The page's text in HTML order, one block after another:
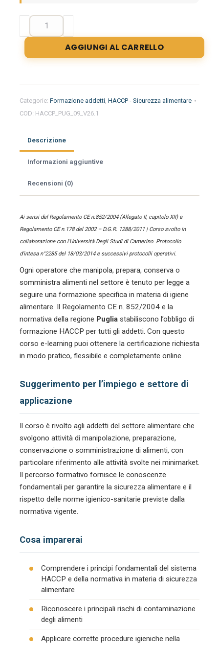
Formazione
per
addetti
alimentare
regione
Puglia
Minimarket
quantità
AGGIUNGI AL CARRELLO
Categorie: Formazione addetti, HACCP - Sicurezza alimentare
COD: HACCP_PUG_09_V26.1
Descrizione
Informazioni aggiuntive
Recensioni (0)
Ai sensi del Regolamento CE n.852/2004 (Allegato II, capitolo XII) e
Regolamento CE n.178 del 2002 – D.G.R. 1288/2011 | Corso svolto in
collaborazione con l’Università Degli Studi di Camerino. Protocollo
d’intesa n°2285 del 18/03/2014 e successivi protocolli operativi.
Ogni operatore che manipola, prepara, conserva o
somministra alimenti nel settore è tenuto per legge a
seguire una formazione specifica in materia di igiene
alimentare. Il Regolamento CE n. 852/2004 e la
normativa della regione Puglia stabiliscono l’obbligo di
formazione HACCP per tutti gli addetti. Con questo
corso e-learning puoi ottenere la certificazione richiesta
in modo pratico, flessibile e completamente online.
Suggerimento per l’impiego e settore di
applicazione
Il corso è rivolto agli addetti del settore alimentare che
svolgono attività di manipolazione, preparazione,
conservazione o somministrazione di alimenti, con
particolare riferimento alle attività svolte nei minimarket.
Il percorso formativo fornisce le conoscenze
fondamentali per garantire la sicurezza alimentare e il
rispetto delle norme igienico-sanitarie previste dalla
normativa vigente.
Cosa imparerai
Comprendere i principi fondamentali del sistema
HACCP e della normativa in materia di sicurezza
alimentare
Riconoscere i principali rischi di contaminazione
degli alimenti
Applicare corrette procedure igieniche nella